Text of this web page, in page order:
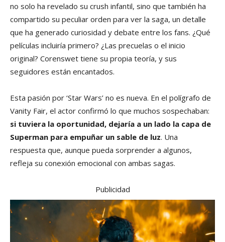
no solo ha revelado su crush infantil, sino que también ha
compartido su peculiar orden para ver la saga, un detalle
que ha generado curiosidad y debate entre los fans. ¿Qué
películas incluiría primero? ¿Las precuelas o el inicio
original? Corenswet tiene su propia teoría, y sus
seguidores están encantados.
Esta pasión por ‘Star Wars’ no es nueva. En el polígrafo de
Vanity Fair, el actor confirmó lo que muchos sospechaban:
si tuviera la oportunidad, dejaría a un lado la capa de
Superman para empuñar un sable de luz. Una
respuesta que, aunque pueda sorprender a algunos,
refleja su conexión emocional con ambas sagas.
Publicidad